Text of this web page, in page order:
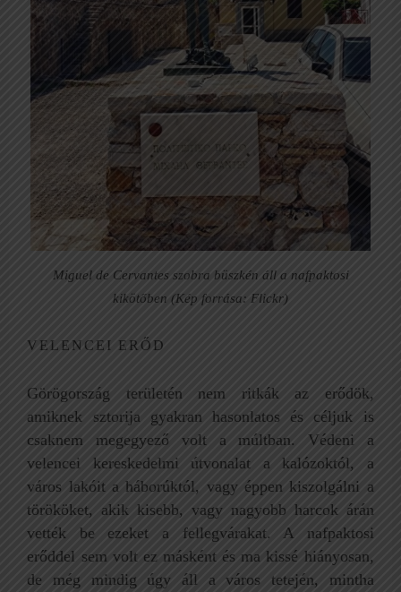
Miguel de Cervantes szobra büszkén áll a nafpaktosi
kikötőben (Kép forrása: Flickr)
VELENCEI ERŐD
Görögország területén nem ritkák az erődök,
amiknek sztorija gyakran hasonlatos és céljuk is
csaknem megegyező volt a múltban. Védeni a
velencei kereskedelmi útvonalat a kalózoktól, a
város lakóit a háborúktól, vagy éppen kiszolgálni a
törököket, akik kisebb, vagy nagyobb harcok árán
vették be ezeket a fellegvárakat. A nafpaktosi
erőddel sem volt ez másként és ma kissé hiányosan,
de még mindig úgy áll a város tetején, mintha